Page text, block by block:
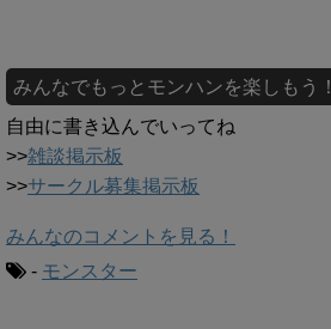
みんなでもっとモンハンを楽しもう！
自由に書き込んでいってね
>>雑談掲示板
>>サークル募集掲示板
みんなのコメントを見る！
- モンスター